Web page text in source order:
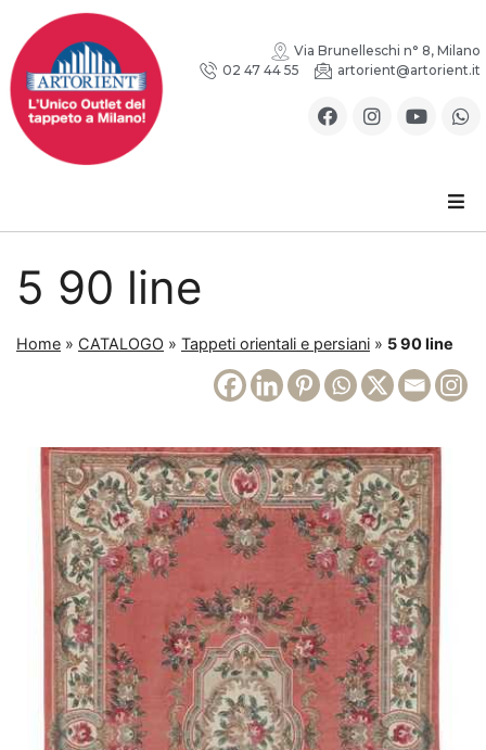
Via Brunelleschi n° 8, Milano
02 47 44 55
artorient@artorient.it
5 90 line
Home » CATALOGO » Tappeti orientali e persiani » 5 90 line